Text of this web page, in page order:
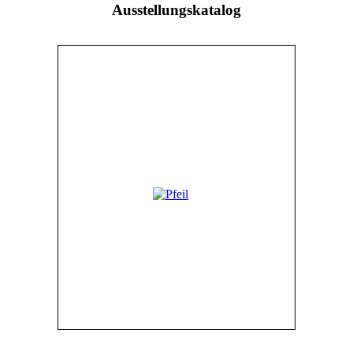
Ausstellungskatalog